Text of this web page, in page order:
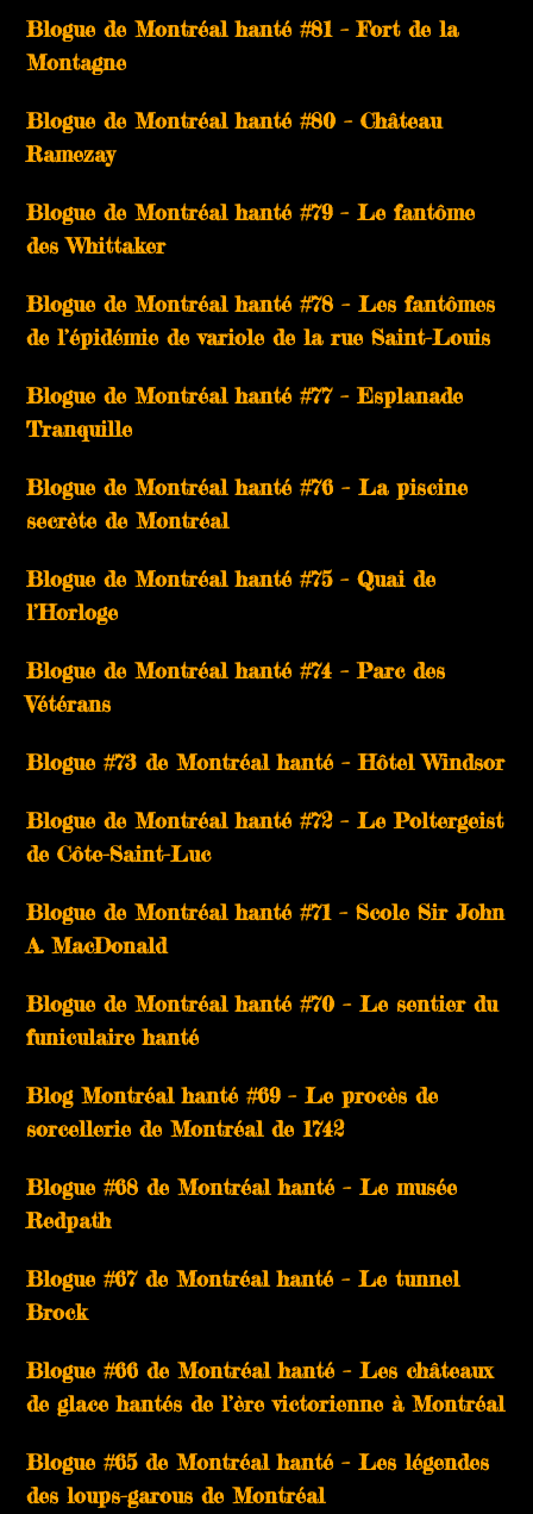
Blogue de Montréal hanté #81 – Fort de la
Montagne
Blogue de Montréal hanté #80 – Château
Ramezay
Blogue de Montréal hanté #79 – Le fantôme
des Whittaker
Blogue de Montréal hanté #78 – Les fantômes
de l’épidémie de variole de la rue Saint-Louis
Blogue de Montréal hanté #77 – Esplanade
Tranquille
Blogue de Montréal hanté #76 – La piscine
secrète de Montréal
Blogue de Montréal hanté #75 – Quai de
l’Horloge
Blogue de Montréal hanté #74 – Parc des
Vétérans
Blogue #73 de Montréal hanté – Hôtel Windsor
Blogue de Montréal hanté #72 – Le Poltergeist
de Côte-Saint-Luc
Blogue de Montréal hanté #71 – Scole Sir John
A. MacDonald
Blogue de Montréal hanté #70 – Le sentier du
funiculaire hanté
Blog Montréal hanté #69 – Le procès de
sorcellerie de Montréal de 1742
Blogue #68 de Montréal hanté – Le musée
Redpath
Blogue #67 de Montréal hanté – Le tunnel
Brock
Blogue #66 de Montréal hanté – Les châteaux
de glace hantés de l’ère victorienne à Montréal
Blogue #65 de Montréal hanté – Les légendes
des loups-garous de Montréal